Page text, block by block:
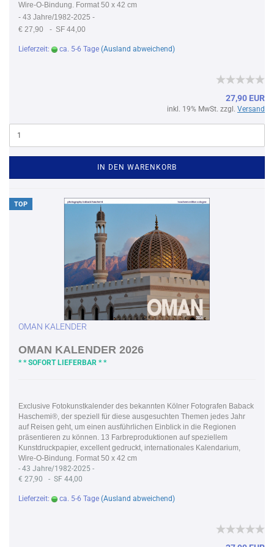
Wire-O-Bindung. Format 50 x 42 cm
- 43 Jahre/1982-2025 -
€ 27,90
- SF 44,00
Lieferzeit: ca. 5-6 Tage (Ausland abweichend)
27,90 EUR
inkl. 19% MwSt. zzgl. Versand
IN DEN WARENKORB
TOP
OMAN KALENDER
OMAN KALENDER 2026
* * SOFORT LIEFERBAR * *
Exclusive Fotokunstkalender des bekannten Kölner Fotografen Baback
Haschemi®, der speziell für diese ausgesuchten Themen jedes Jahr
auf Reisen geht, um einen ausführlichen Einblick in die Regionen
präsentieren zu können. 13 Farbreproduktionen auf speziellem
Kunstdruckpapier, excellent gedruckt, internationales Kalendarium,
Wire-O-Bindung. Format 50 x 42 cm
- 43 Jahre/1982-2025 -
€ 27,90 - SF 44,00
Lieferzeit: ca. 5-6 Tage (Ausland abweichend)